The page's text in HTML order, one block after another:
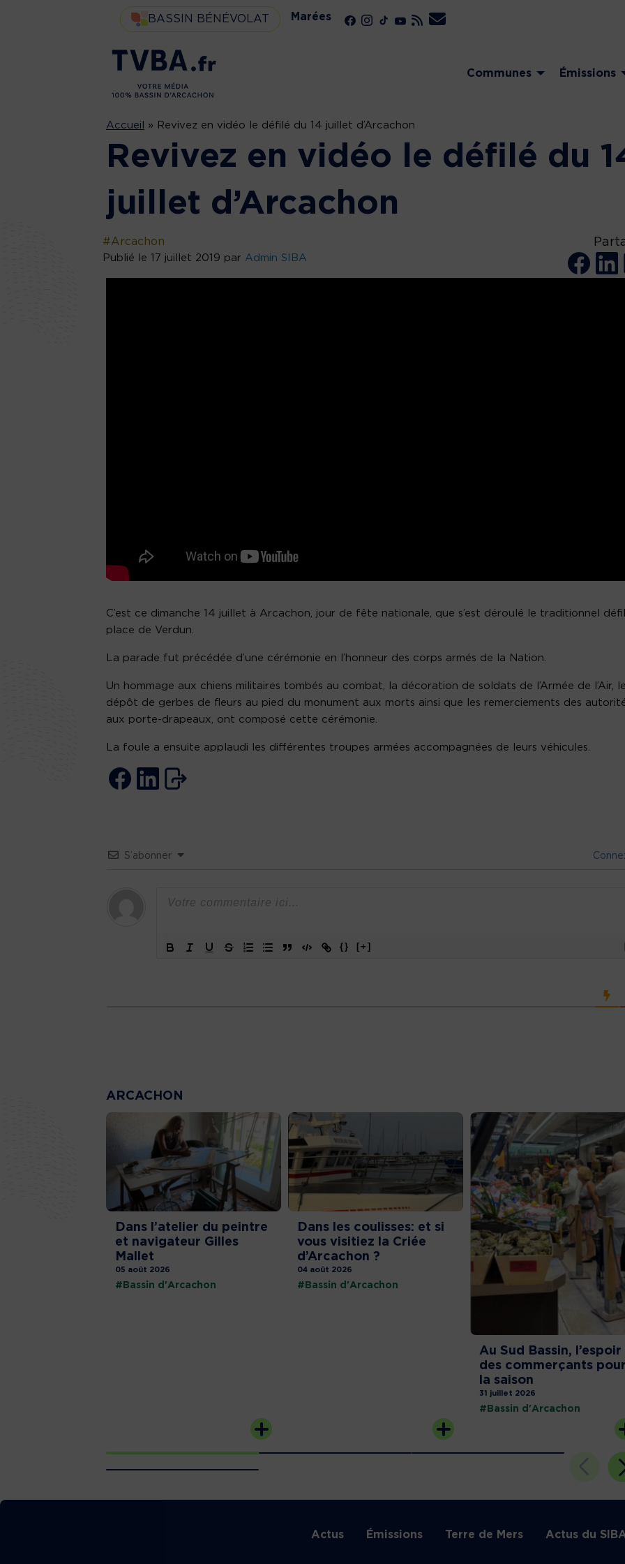
BASSIN BÉNÉVOLAT Marées
Communes Émissions
Accueil » Revivez en vidéo le défilé du 14 juillet d’Arcachon
Revivez en vidéo le défilé du
juillet d’Arcachon
#Arcachon
Publié le 17 juillet 2019 par Admin SIBA
C’est ce dimanche 14 juillet à Arcachon, jour de fête nationale, que s’est déroulé le traditionnel
place de Verdun.
La parade fut précédée d’une cérémonie en l’honneur des corps armés de la Nation.
Un hommage aux chiens militaires tombés au combat, la décoration de soldats de l’Armée de l’Air, le
dépôt de gerbes de fleurs au pied du monument aux morts ainsi que les remerciements des
aux porte-drapeaux, ont composé cette cérémonie.
La foule a ensuite applaudi les différentes troupes armées accompagnées de leurs véhicules.
S’abonner
{} [+]
ARCACHON
Dans l’atelier du peintre
et navigateur Gilles
Mallet
05 août 2026
#Bassin d'Arcachon
Dans les coulisses: et si
vous visitiez la Criée
d’Arcachon ?
04 août 2026
#Bassin d'Arcachon
Au Sud Bassin, l’espoir
des commerçants pour
la saison
31 juillet 2026
#Bassin d'Arcachon
Actus Émissions Terre de Mers Actus du